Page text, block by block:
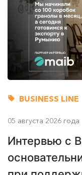
BUSINESS LINE
05 августа 2026 года
Интервью с